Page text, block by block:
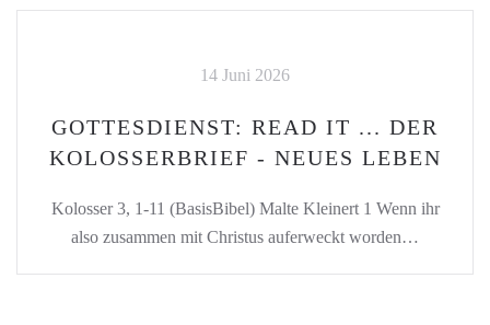
14 Juni 2026
GOTTESDIENST: READ IT ... DER
KOLOSSERBRIEF - NEUES LEBEN
Kolosser 3, 1-11 (BasisBibel) Malte Kleinert 1 Wenn ihr
also zusammen mit Christus auferweckt worden…